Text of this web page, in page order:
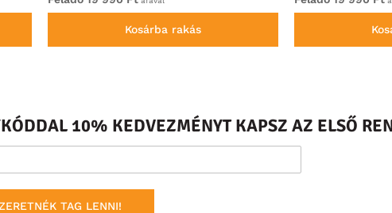
Kosárba rakás
10% KEDVEZMÉNYT KAPSZ AZ ELSŐ
TAG LENNI!